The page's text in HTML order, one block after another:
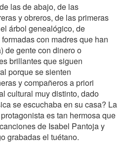
las de abajo, de las
y obreros, de las primeras
árbol genealógico, de
con madres que han
de gente con dinero o
brillantes que siguen
porque se sienten
y compañeros a priori
cultural muy distinto, dado
se escuchaba en su casa? La
es tan hermosa que
de Isabel Pantoja y
grabadas el tuétano.